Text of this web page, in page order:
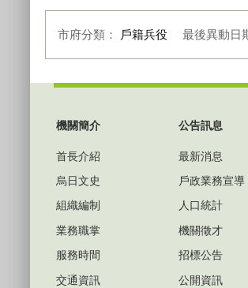
市府分類： 戶籍兵役 最後異動日
機關簡介
首長介紹
烏日文史
組織編制
業務職掌
服務時間
交通資訊
公告訊息
最新消息
戶政業務宣導
人口統計
機關徵才
招標公告
公開資訊